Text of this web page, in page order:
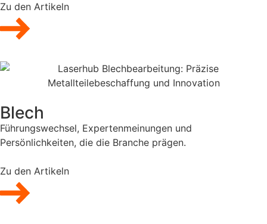
Zu den Artikeln
Blech
Führungswechsel, Expertenmeinungen und
Persönlichkeiten, die die Branche prägen.
Zu den Artikeln